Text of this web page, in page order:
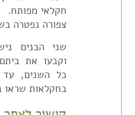
חקלאי מפותח.
צפורה נפטרה בשנת
שני הבנים
וקבעו את
כל השנים, עד
בחקלאות שראו